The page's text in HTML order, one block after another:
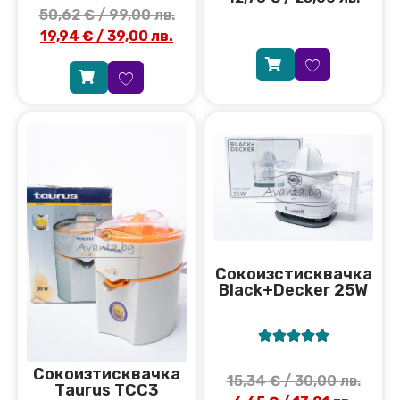
50,62€/ 99,00 лв.
19,94 € / 39,00 лв.
Сокоизтисквачка
Тaurus TCC3
Сокоизстисквачка
Black+Decker 25W

15,34€/ 30,00 лв.